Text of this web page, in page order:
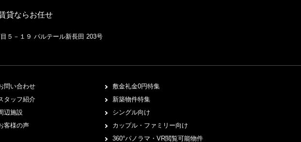
貸ならお任せ
５－１９ パルテール新長田 203号
問い合わせ
タッフ紹介
辺施設
客様の声
敷金礼金0円特集
新築物件特集
シングル向け
カップル・ファミリー向け
360°パノラマ・VR閲覧可能物件